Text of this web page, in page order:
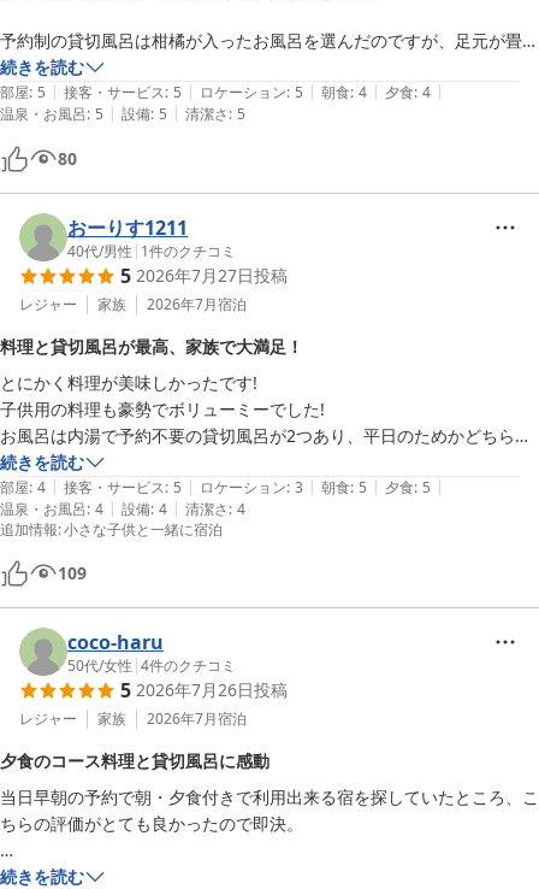
予約制の貸切風呂は柑橘が入ったお風呂を選んだのですが、足元が畳に
なっていてとても気持ちよかったです！
予約不要の貸切風呂はスマホで利用状況が分かるので、制覇することが
できました！
お食事については、夕食でいただいたお刺身がとても新鮮で最高でし
た。
お部屋も清潔で、窓から見えるライトアップされた裏山が見れて嬉しか
ったです。
そして何よりも、スタッフの皆さんのホスピタリティが素晴らしくて、
終始感動していました。
また泊まりたいです！！
続きを読む
部屋: 5 | 接客・サービス: 5 | ロケーション: 5 | 朝食: 4 | 夕食: 4 |
温泉・お風呂: 5 | 設備: 5 | 清潔さ: 5
80
おーりす1211
40代/男性 | 1件のクチコミ
5 2026年7月27日投稿
レジャー 家族 2026年7月宿泊
料理と貸切風呂が最高、家族で大満足！
とにかく料理が美味しかったです!
子供用の料理も豪勢でボリューミーでした!
お風呂は内湯で予約不要の貸切風呂が2つあり、平日のためかどちらも
ガラガラだったので家族で楽しめました!
料理と家族風呂を楽しみたいという方にはピッタリだと思います!
続きを読む
部屋: 4 | 接客・サービス: 5 | ロケーション: 3 | 朝食: 5 | 夕食: 5 |
温泉・お風呂: 4 | 設備: 4 | 清潔さ: 4
追加情報:小さな子供と一緒に宿泊
109
coco-haru
50代/女性 |4件のクチコミ
5 2026年7月26日投稿
レジャー 家族 2026年7月宿泊
夕食のコース料理と貸切風呂に感動
当日早朝の予約で朝・夕食付きで利用出来る宿を探していたところ、こ
ちらの評価がとても良かったので即決。
自宅のある愛媛から城崎温泉は結構遠いのですが、大阪からだと天橋立
続きを読む